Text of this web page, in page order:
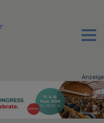
Menu
Anzeige